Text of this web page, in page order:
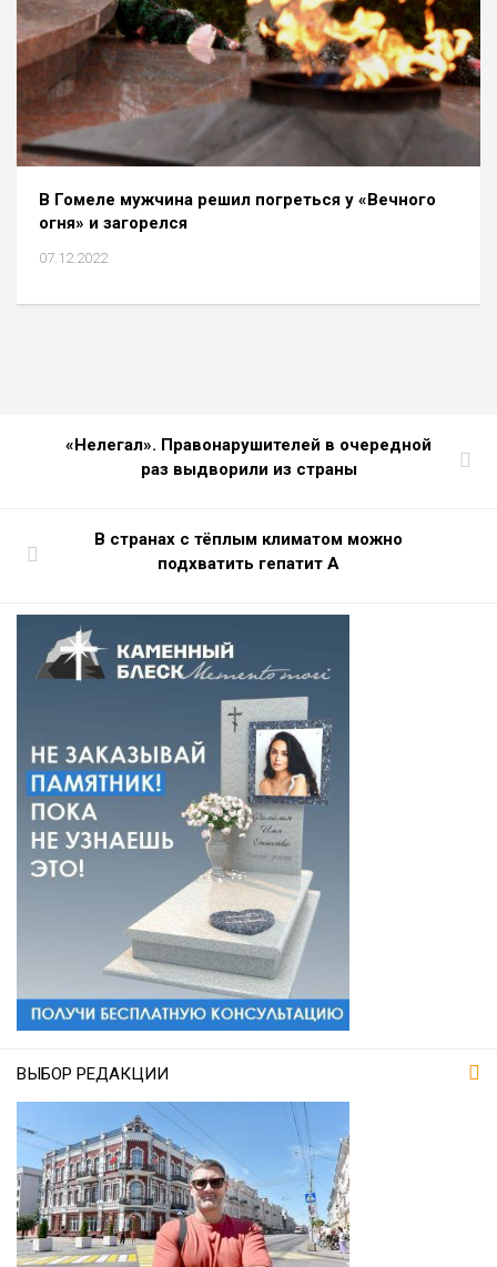
В Гомеле мужчина решил погреться у «Вечного
огня» и загорелся
07.12.2022
«Нелегал». Правонарушителей в очередной
раз выдворили из страны
В странах с тёплым климатом можно
подхватить гепатит А
ВЫБОР РЕДАКЦИИ